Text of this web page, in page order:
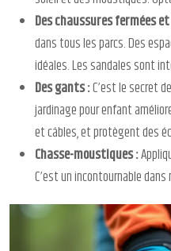
Des chaussures fermées
dans tous les parcs. Des
idéales. Les sandales sont
Des gants :C’est le secret
jardinage pour enfant
et câbles, et protègent des
Chasse-moustiques :
C’est un incontournable